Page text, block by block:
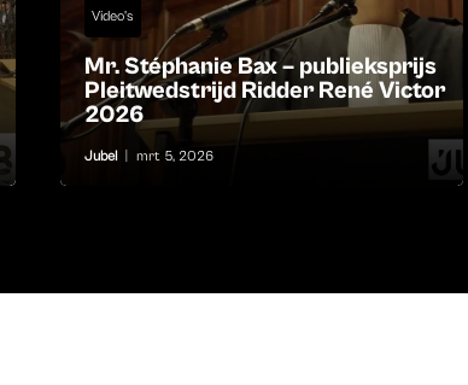
Video's
Mr. Stéphanie Bax – publieksprijs
Pleitwedstrijd Ridder René Victor
2026
Jubel mrt 5, 2026